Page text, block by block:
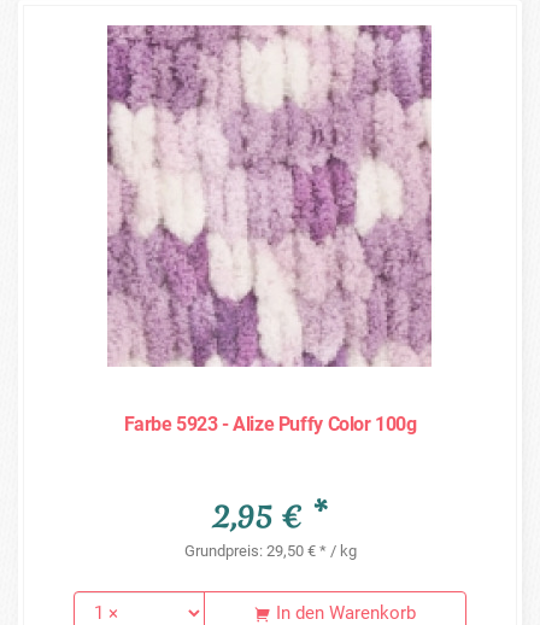
Farbe 5923 - Alize Puffy Color 100g
2,95 € *
Grundpreis: 29,50 € * / kg
In den Warenkorb